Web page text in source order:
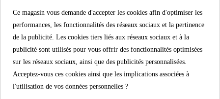
Contenu de la livraison
Instructions de montage
Ce magasin vous demande d'accepter les cookies afin d'optimiser les
performances, les fonctionnalités des réseaux sociaux et la pertinence
de la publicité. Les cookies tiers liés aux réseaux sociaux et à la
publicité sont utilisés pour vous offrir des fonctionnalités optimisées
sur les réseaux sociaux, ainsi que des publicités personnalisées.
Acceptez-vous ces cookies ainsi que les implications associées à
l'utilisation de vos données personnelles ?